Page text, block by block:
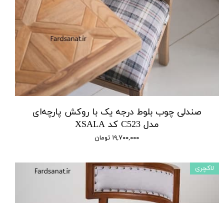
صندلی چوب بلوط درجه یک با روکش پارچه‌ای
مدل C523 کد XSALA
۱۹,۷۰۰,۰۰۰ تومان
لاکچری